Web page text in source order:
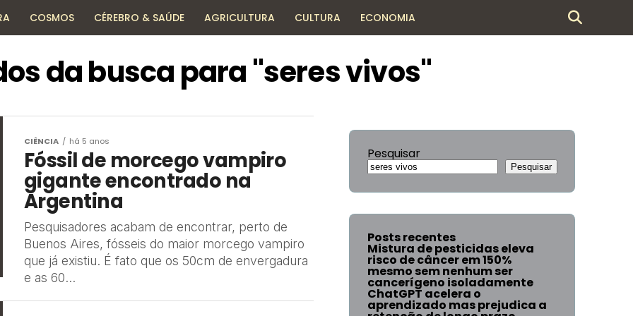
COSMOS CÉREBRO & SAÚDE AGRICULTURA CULTURA ECONOMIA
da busca para "seres vivos"
CIÊNCIA há 5 anos
Fóssil de morcego vampiro
gigante encontrado na
Argentina
Pesquisadores acabam de encontrar, perto de
Buenos Aires, fósseis do maior morcego vampiro
que já existiu. É fato que os 50cm de envergadura
e as 60...
Pesquisar
Pesquisar
Posts recentes
Mistura de pesticidas eleva
risco de câncer em 150%
mesmo sem nenhum ser
cancerígeno isoladamente
ChatGPT acelera o
aprendizado mas prejudica a